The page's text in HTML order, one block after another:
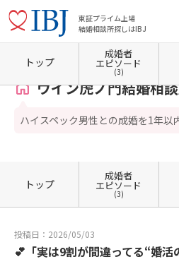
東証プライム上場
結婚相談所探しはIBJ
ホーム 東京都の結婚相談所 東京都港区 東
ウイン虎ノ門結婚相
ハイスペック男性との成婚を1年以
トップ
成婚者
エピソード
(3)
トップ
成婚者
エピソード
(3)
投稿日：2026/05/03
💕「実は9割が間違ってる“婚活